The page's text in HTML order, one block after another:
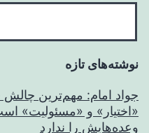
نوشته‌های تازه
جواد امام: مهم‌ترین
«اختیار» و «مسئولیت»
وعده‌هایش را ندارد